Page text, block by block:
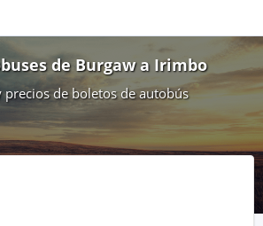
de Burgaw a Irimbo
precios de boletos de autobús